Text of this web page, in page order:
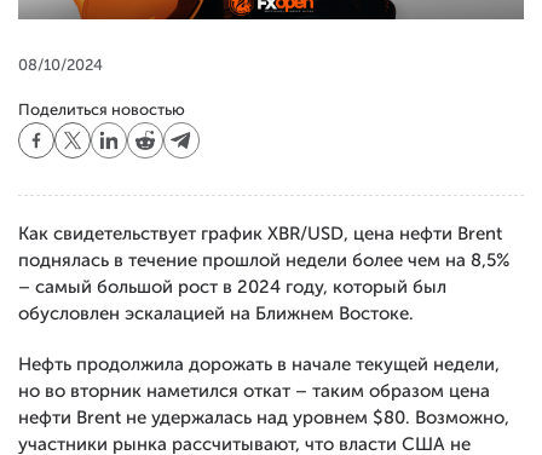
08/10/2024
Поделиться новостью
Как свидетельствует график XBR/USD, цена нефти Brent
поднялась в течение прошлой недели более чем на 8,5%
– самый большой рост в 2024 году, который был
обусловлен эскалацией на Ближнем Востоке.
Нефть продолжила дорожать в начале текущей недели,
но во вторник наметился откат – таким образом цена
нефти Brent не удержалась над уровнем $80. Возможно,
участники рынка рассчитывают, что власти США не